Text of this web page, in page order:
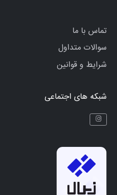
تماس با ما
سوالات متداول
شرایط و قوانین
شبکه های اجتماعی